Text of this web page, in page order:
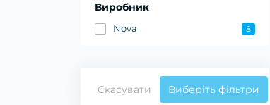
Виробник
Nova 8
Скасувати Виберіть фільтри